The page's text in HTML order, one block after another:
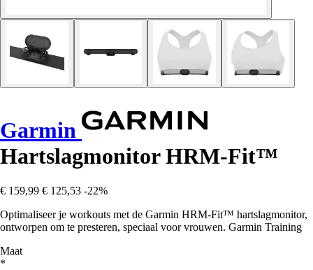
Garmin
Hartslagmonitor HRM-Fit™
€ 159,99 € 125,53 -22%
Optimaliseer je workouts met de Garmin HRM-Fit™ hartslagmonitor,
ontworpen om te presteren, speciaal voor vrouwen. Garmin Training
Maat
*